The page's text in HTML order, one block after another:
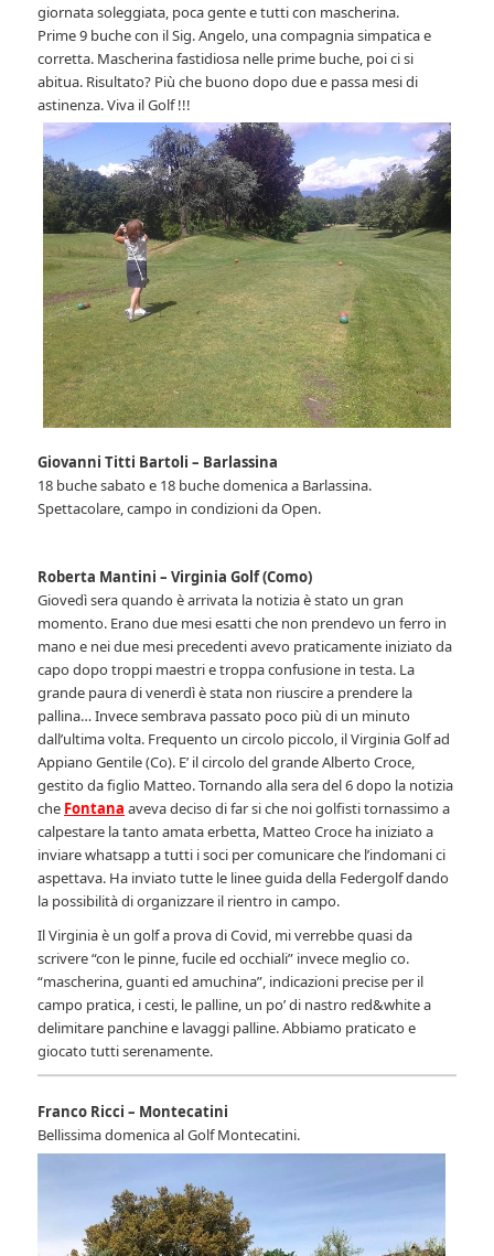
giornata soleggiata, poca gente e tutti con mascherina.
Prime 9 buche con il Sig. Angelo, una compagnia simpatica e
corretta. Mascherina fastidiosa nelle prime buche, poi ci si
abitua. Risultato? Più che buono dopo due e passa mesi di
astinenza. Viva il Golf !!!
Giovanni Titti Bartoli – Barlassina
18 buche sabato e 18 buche domenica a Barlassina.
Spettacolare, campo in condizioni da Open.
Roberta Mantini – Virginia Golf (Como)
Giovedì sera quando è arrivata la notizia è stato un gran
momento. Erano due mesi esatti che non prendevo un ferro in
mano e nei due mesi precedenti avevo praticamente iniziato da
capo dopo troppi maestri e troppa confusione in testa. La
grande paura di venerdì è stata non riuscire a prendere la
pallina… Invece sembrava passato poco più di un minuto
dall’ultima volta. Frequento un circolo piccolo, il Virginia Golf ad
Appiano Gentile (Co). E’ il circolo del grande Alberto Croce,
gestito da figlio Matteo. Tornando alla sera del 6 dopo la notizia
che Fontana aveva deciso di far si che noi golfisti tornassimo a
calpestare la tanto amata erbetta, Matteo Croce ha iniziato a
inviare whatsapp a tutti i soci per comunicare che l’indomani ci
aspettava. Ha inviato tutte le linee guida della Federgolf dando
la possibilità di organizzare il rientro in campo.
Il Virginia è un golf a prova di Covid, mi verrebbe quasi da
scrivere “con le pinne, fucile ed occhiali” invece meglio co.
“mascherina, guanti ed amuchina”, indicazioni precise per il
campo pratica, i cesti, le palline, un po’ di nastro red&white a
delimitare panchine e lavaggi palline. Abbiamo praticato e
giocato tutti serenamente.
Franco Ricci – Montecatini
Bellissima domenica al Golf Montecatini.